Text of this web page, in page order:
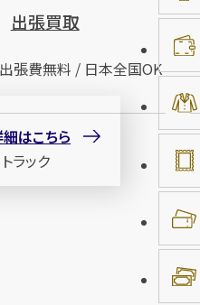
出張買取
張費無料 / 日本全国OK
はこちら